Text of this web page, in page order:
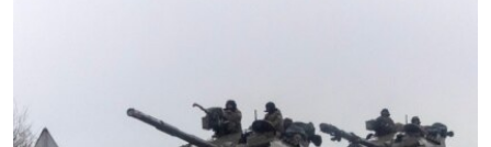
УКРАЇНСЬКА ПРОБЛЕМА КРИМУ
Qırımtatar